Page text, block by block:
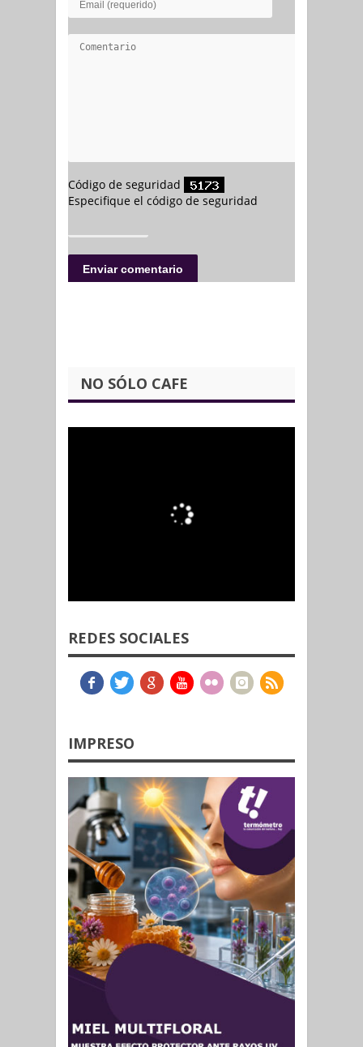
NO SÓLO CAFE
REDES SOCIALES
IMPRESO